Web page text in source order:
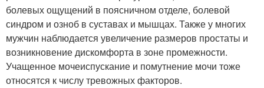
болевых ощущений в поясничном отделе, болевой
синдром и озноб в суставах и мышцах. Также у многих
мужчин наблюдается увеличение размеров простаты и
возникновение дискомфорта в зоне промежности.
Учащенное мочеиспускание и помутнение мочи тоже
относятся к числу тревожных факторов.